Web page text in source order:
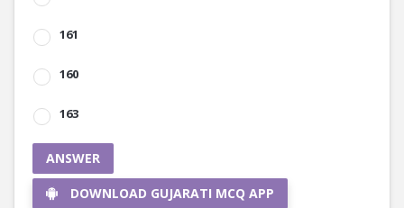
161
160
163
ANSWER
DOWNLOAD GUJARATI MCQ APP